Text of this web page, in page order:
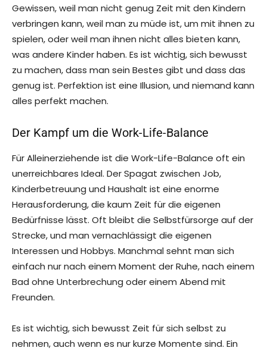
Gewissen, weil man nicht genug Zeit mit den Kindern
verbringen kann, weil man zu müde ist, um mit ihnen zu
spielen, oder weil man ihnen nicht alles bieten kann,
was andere Kinder haben. Es ist wichtig, sich bewusst
zu machen, dass man sein Bestes gibt und dass das
genug ist. Perfektion ist eine Illusion, und niemand kann
alles perfekt machen.
Der Kampf um die Work-Life-Balance
Für Alleinerziehende ist die Work-Life-Balance oft ein
unerreichbares Ideal. Der Spagat zwischen Job,
Kinderbetreuung und Haushalt ist eine enorme
Herausforderung, die kaum Zeit für die eigenen
Bedürfnisse lässt. Oft bleibt die Selbstfürsorge auf der
Strecke, und man vernachlässigt die eigenen
Interessen und Hobbys. Manchmal sehnt man sich
einfach nur nach einem Moment der Ruhe, nach einem
Bad ohne Unterbrechung oder einem Abend mit
Freunden.
Es ist wichtig, sich bewusst Zeit für sich selbst zu
nehmen, auch wenn es nur kurze Momente sind. Ein